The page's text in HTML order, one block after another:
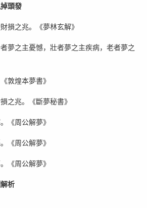
頭發
之兆。《夢林玄解》
之主憂憾，壯者夢之主疾病，老者夢之
煌本夢書》
兆。《斷夢秘書》
周公解夢》
周公解夢》
周公解夢》
析